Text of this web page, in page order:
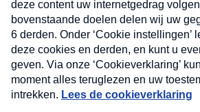
Nieuwsbrief
Neem hier een gratis abonnement
nieuwsbrief. Elke vrijdag- en